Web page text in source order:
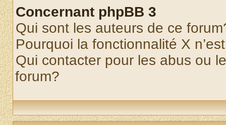
Concernant phpBB 3
Qui sont les auteurs de ce
Pourquoi la fonctionnalité X
Qui contacter pour les abus ou
forum?